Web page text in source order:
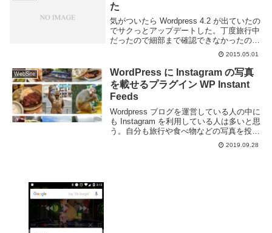
た
気がついたら Wordpress 4.2 が出ていたの
でサクっとアップデートした。丁度旅行中
だったので細部まで確認できなかったので
ちょっと遅れてしまった。Wordpress 4.2
での主な更新点特に取り上げられている項
目を紹介。Press...
2015.05.01
WebSite
WordPress に Instagram の写真
を載せるプラグイン WP Instant
Feeds
Wordpress ブログを運営している人の中に
も Instagram を利用している人は多いと思
う。自分も旅行や食べ物などの写真を投稿
する事が多い。せっかく投稿するならその
写真も Wordpress に載せたいところだ。
2019.09.28